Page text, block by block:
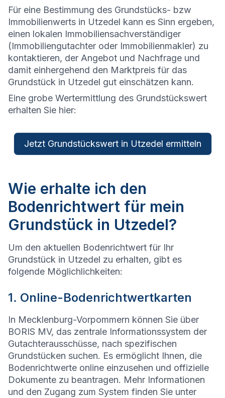
Für eine Bestimmung des Grundstücks- bzw
Immobilienwerts in Utzedel kann es Sinn ergeben,
einen lokalen Immobiliensachverständiger
(Immobiliengutachter oder Immobilienmakler) zu
kontaktieren, der Angebot und Nachfrage und
damit einhergehend den Marktpreis für das
Grundstück in Utzedel gut einschätzen kann.
Eine grobe Wertermittlung des Grundstückswert
erhalten Sie hier:
Jetzt Grundstückswert in Utzedel ermitteln
Wie erhalte ich den
Bodenrichtwert für mein
Grundstück in Utzedel?
Um den aktuellen Bodenrichtwert für Ihr
Grundstück in Utzedel zu erhalten, gibt es
folgende Möglichlichkeiten:
1. Online-Bodenrichtwertkarten
In Mecklenburg-Vorpommern können Sie über
BORIS MV, das zentrale Informationssystem der
Gutachterausschüsse, nach spezifischen
Grundstücken suchen. Es ermöglicht Ihnen, die
Bodenrichtwerte online einzusehen und offizielle
Dokumente zu beantragen. Mehr Informationen
und den Zugang zum System finden Sie unter